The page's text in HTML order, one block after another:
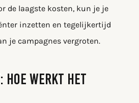
de laagste kosten, kun je je
inzetten en tegelijkertijd
je campagnes vergroten.
HOE WERKT HET